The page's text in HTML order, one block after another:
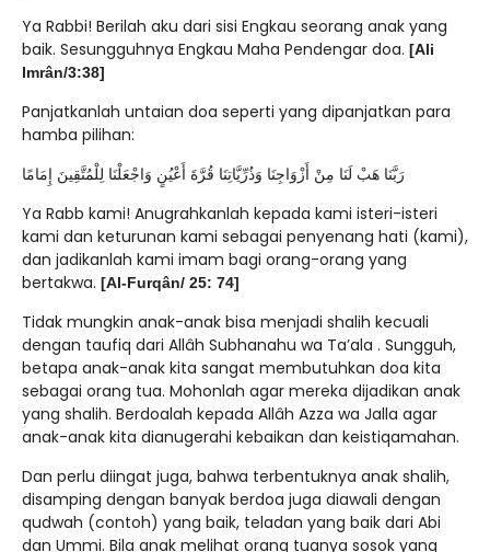
Ya Rabbi! Berilah aku dari sisi Engkau seorang anak yang
baik. Sesungguhnya Engkau Maha Pendengar doa. [Ali
Imrân/3:38]
Panjatkanlah untaian doa seperti yang dipanjatkan para
hamba pilihan:
رَبَّنَا هَبْ لَنَا مِنْ أَزْوَاجِنَا وَذُرِّيَّاتِنَا قُرَّةَ أَعْيُنٍ وَاجْعَلْنَا لِلْمُتَّقِينَ إِمَامًا
Ya Rabb kami! Anugrahkanlah kepada kami isteri-isteri
kami dan keturunan kami sebagai penyenang hati (kami),
dan jadikanlah kami imam bagi orang-orang yang
bertakwa. [Al-Furqân/ 25: 74]
Tidak mungkin anak-anak bisa menjadi shalih kecuali
dengan taufiq dari Allâh Subhanahu wa Ta’ala . Sungguh,
betapa anak-anak kita sangat membutuhkan doa kita
sebagai orang tua. Mohonlah agar mereka dijadikan anak
yang shalih. Berdoalah kepada Allâh Azza wa Jalla agar
anak-anak kita dianugerahi kebaikan dan keistiqamahan.
Dan perlu diingat juga, bahwa terbentuknya anak shalih,
disamping dengan banyak berdoa juga diawali dengan
qudwah (contoh) yang baik, teladan yang baik dari Abi
dan Ummi. Bila anak melihat orang tuanya sosok yang